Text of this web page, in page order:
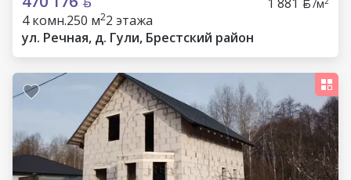
/м
4 комн.250 м22 этажа
ул. Речная, д. Гули, Брестский район